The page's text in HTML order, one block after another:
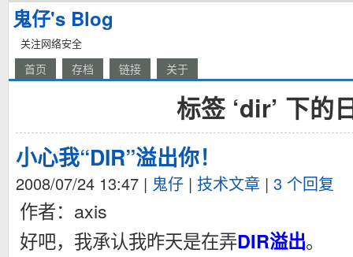
鬼仔's Blog
关注网络安全
首页 存档 链接 关于
标签 ‘dir’ 下的
小心我“DIR”溢出你！
2008/07/24 13:47 | 鬼仔 | 技术文章 | 3 个回复
作者：axis
好吧，我承认我昨天是在弄DIR溢出。